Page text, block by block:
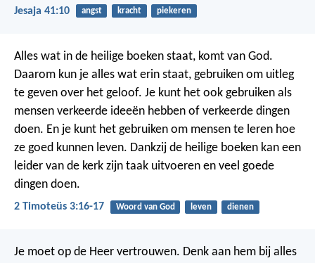
Jesaja 41:10 angst kracht piekeren
Alles wat in de heilige boeken staat, komt van God.
Daarom kun je alles wat erin staat, gebruiken om uitleg
te geven over het geloof. Je kunt het ook gebruiken als
mensen verkeerde ideeën hebben of verkeerde dingen
doen. En je kunt het gebruiken om mensen te leren hoe
ze goed kunnen leven. Dankzij de heilige boeken kan een
leider van de kerk zijn taak uitvoeren en veel goede
dingen doen.
2 Timoteüs 3:16-17 Woord van God leven dienen
Je moet op de Heer vertrouwen. Denk aan hem bij alles